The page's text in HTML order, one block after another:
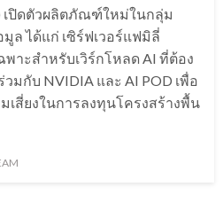
เปิดตัวผลิตภัณฑ์ใหม่ในกลุ่ม
ล ได้แก่ เซิร์ฟเวอร์แฟมิลี่
าะสำหรับเวิร์กโหลด AI ที่ต้อง
มกับ NVIDIA และ AI POD เพื่อ
สี่ยงในการลงทุนโครงสร้างพื้น